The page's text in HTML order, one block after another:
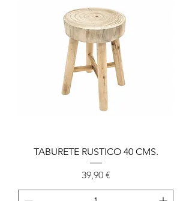
TABURETE RUSTICO 40 CMS.
Prix
39,90 €